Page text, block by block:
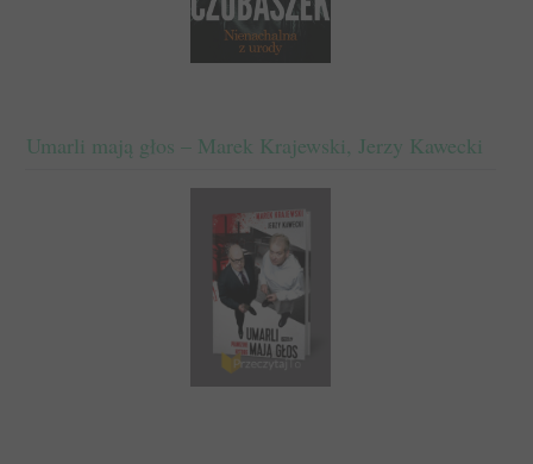
Umarli mają głos – Marek Krajewski, Jerzy Kawecki